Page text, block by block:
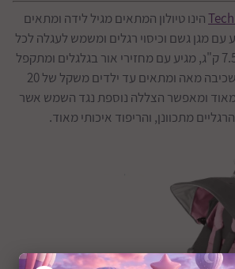
הינו טיולון המתאים מגיל לידה ומתאים
מגיע עם מגן גשם וכיסוי רגלים ומשמש לעגלה לכל
דבר מגיל לידה, שוקל 7.5 ק"ג, מגיע עם מחזירי אור בגלגלים ומתקפל
מטרייה, הטיולון נשכב שכיבה מאה ומתאים עד ילדים משקל של 20
רחב מאוד ומאפשר הצללה נוספת נגד השמש אשר
מתכוונן, והריפוד איכותי מאוד.